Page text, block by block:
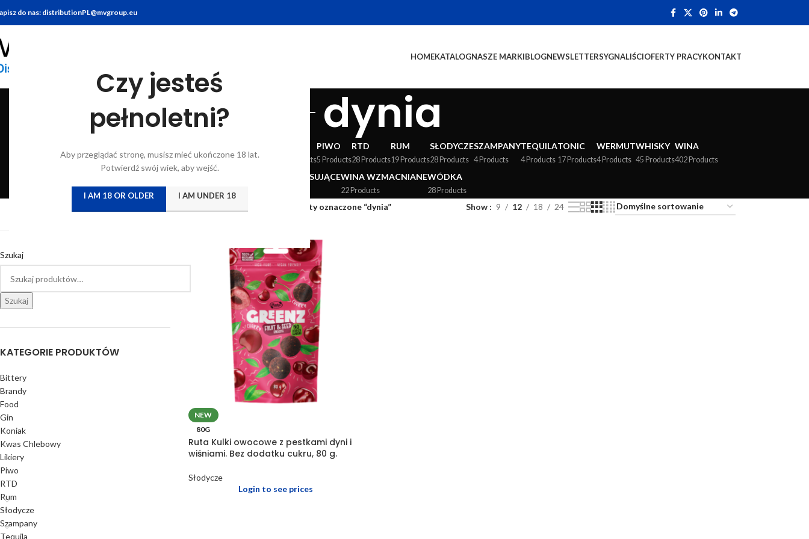
Czy jesteś
pełnoletni?
Aby przeglądać stronę, musisz mieć ukończone 18 lat.
Potwierdź swój wiek, aby wejść.
I AM 18 OR OLDER I AM UNDER 18
do nas: distributionPL@mvgroup.eu
HOMEKATALOGNASZE MARKIBLOGNEWSLETTERSYGNALIŚCIOFERTY PRACYKONTAKT
dynia
7 Products10 Products22 Products7 Products5 Products 24 Products
PIWO
5 Products
RTD
28 Products
RUM
19 Products
SŁODYCZE
28 Products
SZAMPANY
4 Products
TEQUILA
4 Products
TONIC
17 Products
WERMUT
4 Products
WHISKY
45 Products
WINA
402 Products
WINA MUSUJĄCEWINA WZMACNIANE
22 Products
WÓDKA
28 Products
Szukaj
Szukaj
KATEGORIE PRODUKTÓW
Bittery
Brandy
Food
Gin
Koniak
Kwas Chlebowy
Likiery
Piwo
RTD
Rum
Słodycze
Szampany
Tequila
Produkty oznaczone “dynia” Show 9 12 18 24
NEW
80G
Ruta Kulki owocowe z pestkami dyni i
wiśniami. Bez dodatku cukru, 80 g.
Słodycze
Login to see prices